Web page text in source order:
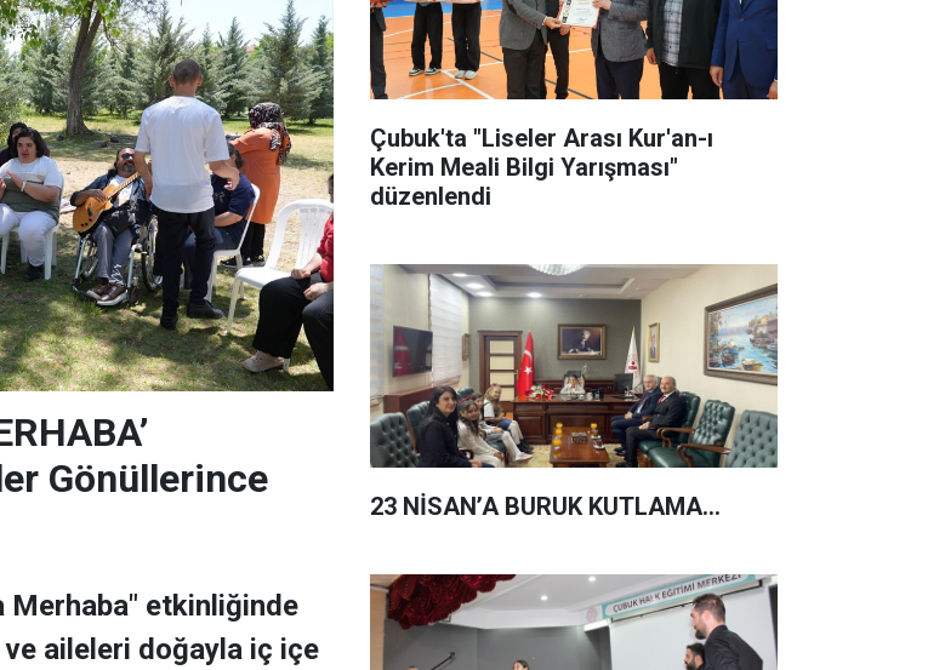
Gönüllerince
Merhaba" etkinliğinde
aileleri doğayla iç içe
Çubuk'ta "Liseler Arası Kur'an-ı
Kerim Meali Bilgi Yarışması"
düzenlendi
23 NİSAN’A BURUK KUTLAMA...